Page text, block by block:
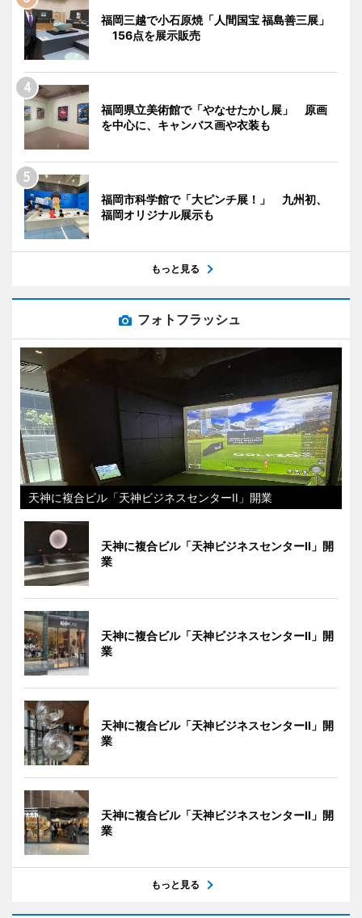
福岡三越で小石原焼「人間国宝 福島善三展」
156点を展示販売
福岡県立美術館で「やなせたかし展」 原画
を中心に、キャンバス画や衣装も
福岡市科学館で「大ピンチ展！」 九州初、
福岡オリジナル展示も
もっと見る
フォトフラッシュ
天神に複合ビル「天神ビジネスセンターII」開業
天神に複合ビル「天神ビジネスセンターII」開
業
天神に複合ビル「天神ビジネスセンターII」開
業
天神に複合ビル「天神ビジネスセンターII」開
業
天神に複合ビル「天神ビジネスセンターII」開
業
もっと見る